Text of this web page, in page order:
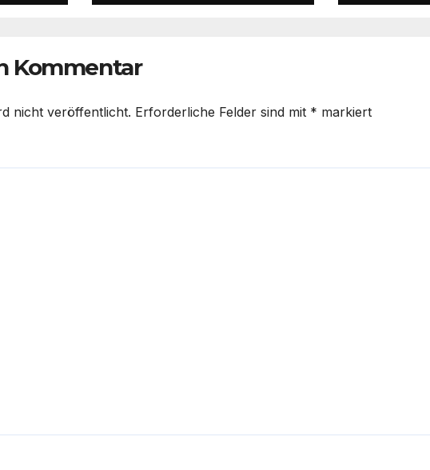
Herren startet im
Kommentar
nicht veröffentlicht. Erforderliche Felder sind mit * markiert